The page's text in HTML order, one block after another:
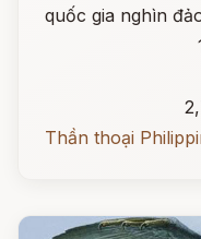
quốc gia nghìn
Thần thoại